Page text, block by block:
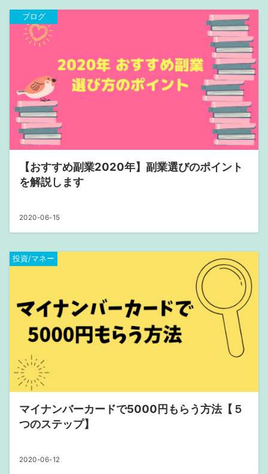
ブログ
【おすすめ副業2020年】副業選びのポイント
を解説します
2020-06-15
投資/マネー
マイナンバーカードで5000円もらう方法【５
つのステップ】
2020-06-12